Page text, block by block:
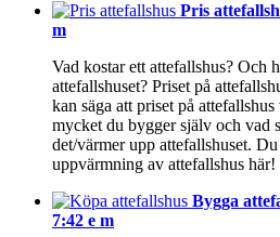
Pris
m
Vad kostar ett attefallshus? Och
attefallshuset? Priset på
kan säga att priset på
mycket du bygger själv och vad
det/värmer upp attefallshuset.
uppvärmning av attefallshus
Bygga
7:42 e m